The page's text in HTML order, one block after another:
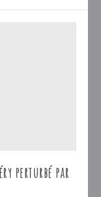
perturbé par